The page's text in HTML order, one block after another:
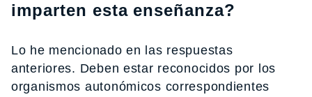
imparten esta enseñanza?
Lo he mencionado en las respuestas
anteriores. Deben estar reconocidos por los
organismos autonómicos correspondientes